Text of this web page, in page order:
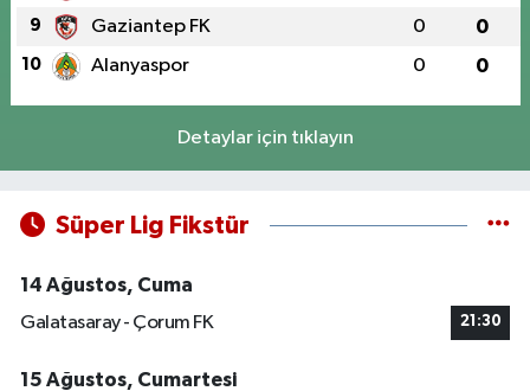
9 Gaziantep FK 0 0
10 Alanyaspor 0 0
Detaylar için tıklayın
Süper Lig Fikstür
14 Ağustos, Cuma
Galatasaray - Çorum FK
21:30
15 Ağustos, Cumartesi